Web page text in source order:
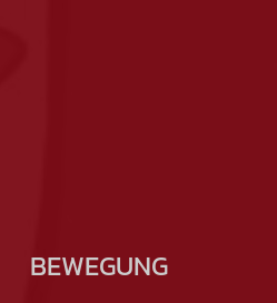
BEWEGUNG